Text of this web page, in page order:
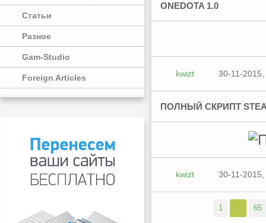
Статьи
Разное
Gam-Studio
Foreign Articles
ONEDOTA 1.0
kwizt 30-11-
ПОЛНЫЙ СКРИПТ
kwizt 30-11-
1 ... 65